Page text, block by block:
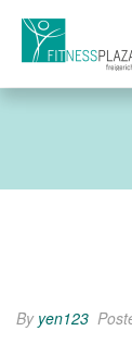
By yen123